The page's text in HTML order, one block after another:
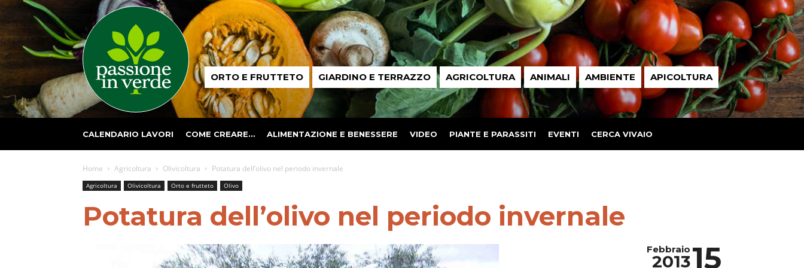
Passione
in ORTO E FRUTTETO GIARDINO E TERRAZZO AGRICOLTURA ANIMALI AMBIENTE APICOLTURA
CALENDARIO LAVORI COME CREARE… ALIMENTAZIONE E BENESSERE VIDEO PIANTE E PARASSITI EVENTI CERCA VIVAIO
Home Agricoltura Olivicoltura Potatura dell’olivo nel periodo invernale
Agricoltura Olivicoltura Orto e frutteto Olivo
Potatura dell’olivo nel periodo invernale
15
Febbraio
2013